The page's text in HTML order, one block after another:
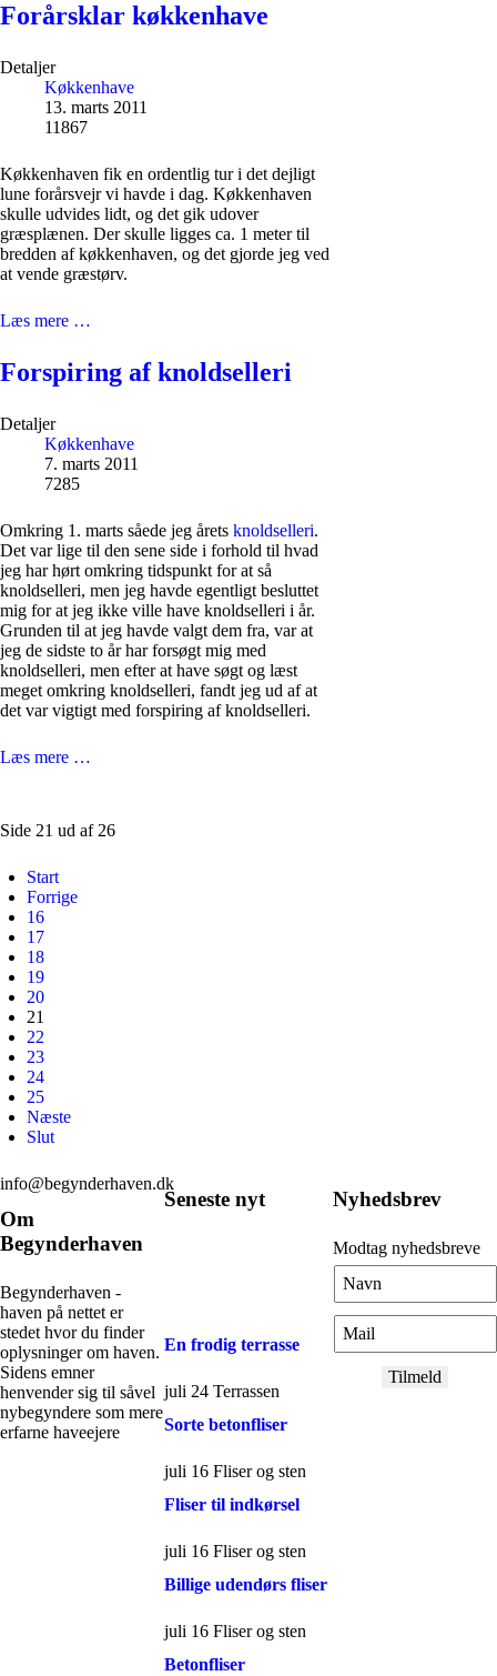
Forårsklar køkkenhave
Detaljer
Køkkenhave
13. marts 2011
11867
Køkkenhaven fik en ordentlig tur i det dejligt
lune forårsvejr vi havde i dag. Køkkenhaven
skulle udvides lidt, og det gik udover
græsplænen. Der skulle ligges ca. 1 meter til
bredden af køkkenhaven, og det gjorde jeg ved
at vende græstørv.
Læs mere …
Forspiring af knoldselleri
Detaljer
Køkkenhave
7. marts 2011
7285
Omkring 1. marts såede jeg årets knoldselleri.
Det var lige til den sene side i forhold til hvad
jeg har hørt omkring tidspunkt for at så
knoldselleri, men jeg havde egentligt besluttet
mig for at jeg ikke ville have knoldselleri i år.
Grunden til at jeg havde valgt dem fra, var at
jeg de sidste to år har forsøgt mig med
knoldselleri, men efter at have søgt og læst
meget omkring knoldselleri, fandt jeg ud af at
det var vigtigt med forspiring af knoldselleri.
Læs mere …
Side 21 ud af 26
Start
Forrige
16
17
18
19
20
21
22
23
24
25
Næste
Slut
info@begynderhaven.dk
Om
Begynderhaven
Begynderhaven -
haven på nettet er
stedet hvor du finder
oplysninger om haven.
Sidens emner
henvender sig til såvel
nybegyndere som mere
erfarne haveejere
Seneste nyt
En frodig terrasse
juli 24 Terrassen
Sorte betonfliser
juli 16 Fliser og sten
Fliser til indkørsel
juli 16 Fliser og sten
Billige udendørs fliser
juli 16 Fliser og sten
Betonfliser
Nyhedsbrev
Modtag nyhedsbreve